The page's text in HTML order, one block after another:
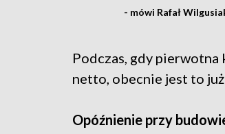
- mówi Rafał
Podczas, gdy pierwotna
netto, obecnie jest to już
Opóźnienie przy